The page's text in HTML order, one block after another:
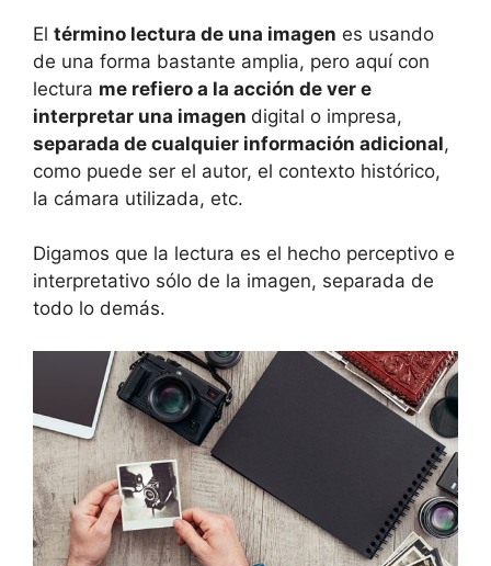
El término lectura de una imagen es usando
de una forma bastante amplia, pero aquí con
lectura me refiero a la acción de ver e
interpretar una imagen digital o impresa,
separada de cualquier información adicional,
como puede ser el autor, el contexto histórico,
la cámara utilizada, etc.
Digamos que la lectura es el hecho perceptivo e
interpretativo sólo de la imagen, separada de
todo lo demás.